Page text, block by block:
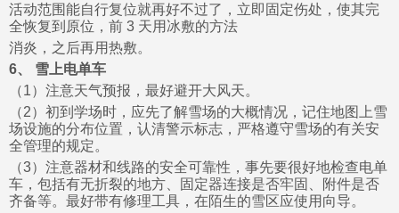
活动范围能自行复位就再好不过了，立即固定伤处，使其完
全恢复到原位，前 3 天用冰敷的方法
消炎，之后再用热敷。
6、 雪上电单车
（1）注意天气预报，最好避开大风天。
（2）初到学场时，应先了解雪场的大概情况，记住地图上雪
场设施的分布位置，认清警示标志，严格遵守雪场的有关安
全管理的规定。
（3）注意器材和线路的安全可靠性，事先要很好地检查电单
车，包括有无折裂的地方、固定器连接是否牢固、附件是否
齐备等。最好带有修理工具，在陌生的雪区应使用向导。